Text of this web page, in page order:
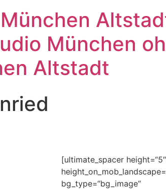
München
Altstadt
[ultimate_spacer
bg_type=“bg_image“